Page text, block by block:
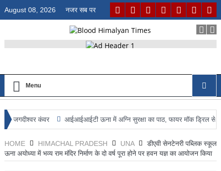
August 08, 2026 नजर सब पर
Menu
कंवर आईआईआईटी ऊना में अग्नि सुरक्षा का पाठ, फायर मॉक ड्रिल से विद्यार्थियों
HOME HIMACHAL PRADESH UNA
डीएवी सेनटेनरी पब्लिक स्कूल
ऊना अयोध्या में भव्य राम मंदिर निर्माण के दो वर्ष पूरा होने पर हवन यज्ञ का आयोजन किया